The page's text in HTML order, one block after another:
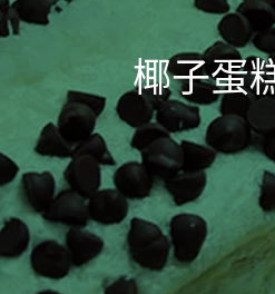
椰子蛋